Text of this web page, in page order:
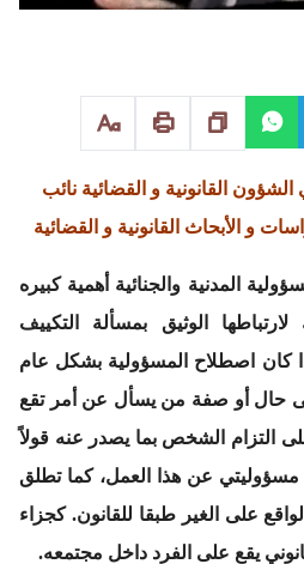
القانونية و القضائية نائب
و الأبحاث القانونية و القضائية
المدنية والجنائية أهمية كبيره
الوثيق بمسألة التكييف
كان اصطلاح المسؤولية بشكل عام
حال أو صفة من يسأل عن أمر تقع
التزام الشخص بما يصدر عنه قولاً
مسؤوليتي عن هذا العمل، كما تطلق
على الغير طبقا للقانون. كجزاء
يقع على الفرد داخل مجتمعه.